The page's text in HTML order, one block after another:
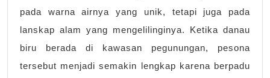
pada warna airnya yang unik, tetapi juga pada
lanskap alam yang mengelilinginya. Ketika danau
biru berada di kawasan pegunungan, pesona
tersebut menjadi semakin lengkap karena berpadu